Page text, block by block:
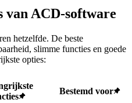
van ACD-software
hetzelfde. De beste
slimme functies en goede
opties:
Bestemd voor